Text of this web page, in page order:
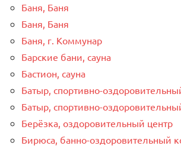
Баня, Баня
Баня, Баня
Баня, г. Коммунар
Барские бани, сауна
Бастион, сауна
Батыр, спортивно-
Батыр, спортивно-
Берёзка, оздоровительный центр
Бирюса, банно-оздоровительный